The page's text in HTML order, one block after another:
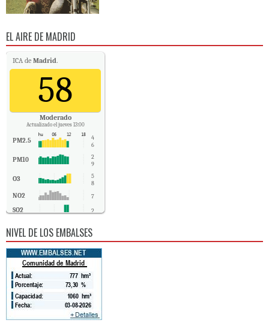
EL AIRE DE MADRID
ICA de Madrid.
58
Moderado
Actualizado el jueves 13:00
PM2.5
4
6
PM10
2
9
O3
5
8
NO2 7
SO2 2
NIVEL DE LOS EMBALSES